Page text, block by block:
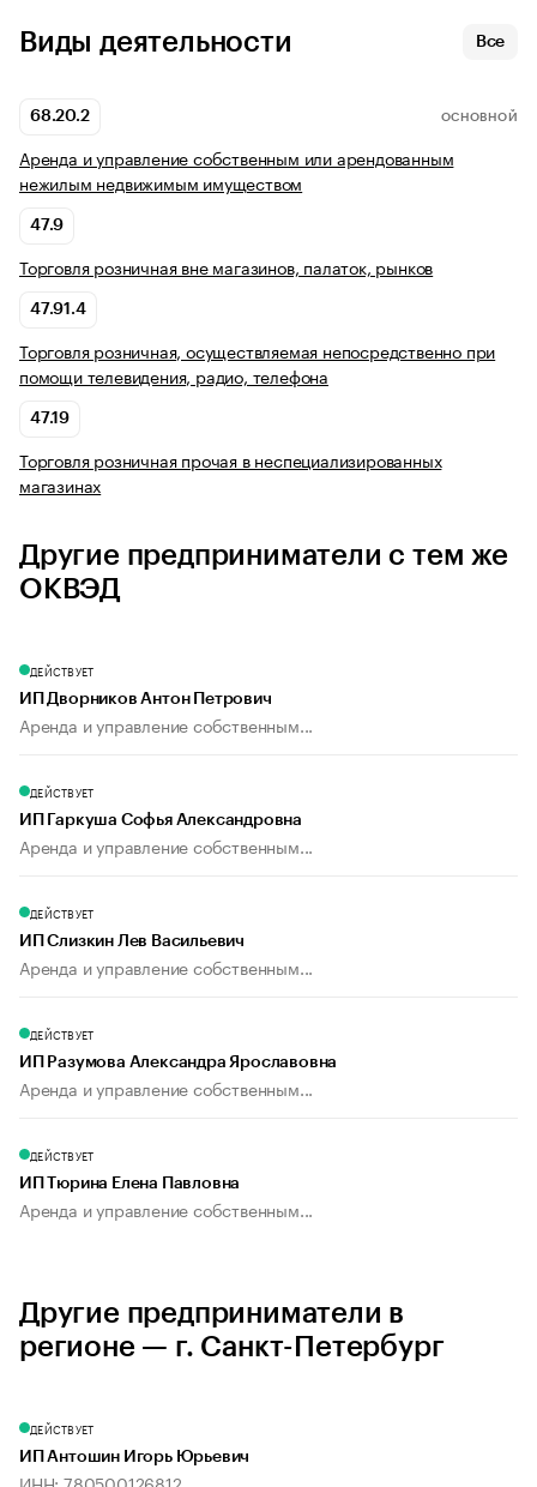
Виды деятельности Все
68.20.2 ОСНОВНОЙ
Аренда и управление собственным или арендованным
нежилым недвижимым имуществом
47.9
Торговля розничная вне магазинов, палаток, рынков
47.91.4
Торговля розничная, осуществляемая непосредственно при
помощи телевидения, радио, телефона
47.19
Торговля розничная прочая в неспециализированных
магазинах
Другие предприниматели с тем же
ОКВЭД
ДЕЙСТВУЕТ
ИП Дворников Антон Петрович
Аренда и управление собственным...
ДЕЙСТВУЕТ
ИП Гаркуша Софья Александровна
Аренда и управление собственным...
ДЕЙСТВУЕТ
ИП Слизкин Лев Васильевич
Аренда и управление собственным...
ДЕЙСТВУЕТ
ИП Разумова Александра Ярославовна
Аренда и управление собственным...
ДЕЙСТВУЕТ
ИП Тюрина Елена Павловна
Аренда и управление собственным...
Другие предприниматели в
регионе — г. Санкт-Петербург
ДЕЙСТВУЕТ
ИП Антошин Игорь Юрьевич